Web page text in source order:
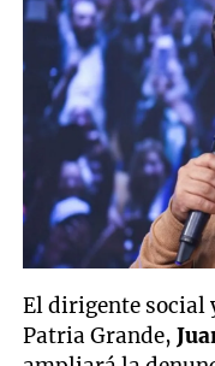
El dirigente social
Patria Grande,